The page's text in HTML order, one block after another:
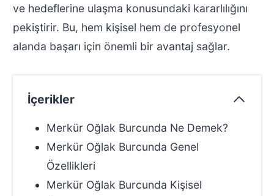
ve hedeflerine ulaşma konusundaki kararlılığını
pekiştirir. Bu, hem kişisel hem de profesyonel
alanda başarı için önemli bir avantaj sağlar.
İçerikler
Merkür Oğlak Burcunda Ne Demek?
Merkür Oğlak Burcunda Genel
Özellikleri
Merkür Oğlak Burcunda Kişisel